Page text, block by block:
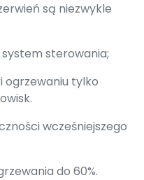
są niezwykle
sterowania;
ogrzewaniu tylko
wcześniejszego
do 60%.